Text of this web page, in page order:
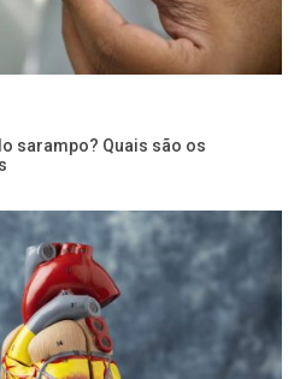
sarampo? Quais são os